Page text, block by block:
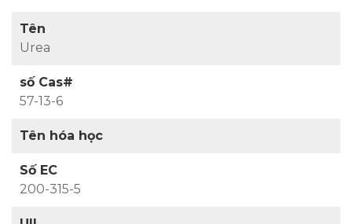
Tên
Urea
số Cas#
57-13-6
Tên hóa học
Số EC
200-315-5